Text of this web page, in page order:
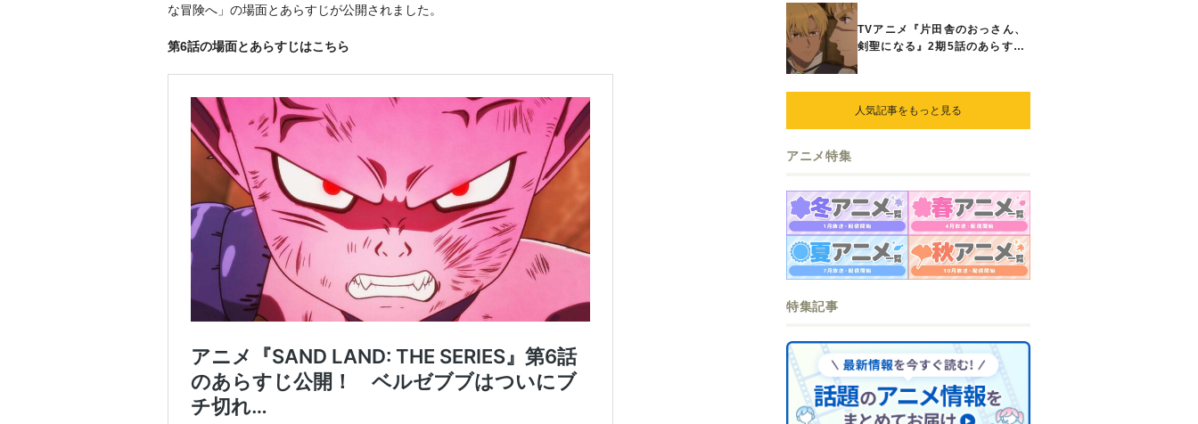
な冒険へ」の場面とあらすじが公開されました。
第6話の場面とあらすじはこちら
TVアニメ『片田舎のおっさん、
剣聖になる』2期5話のあらすじ
人気記事をもっと見る
アニメ特集
特集記事